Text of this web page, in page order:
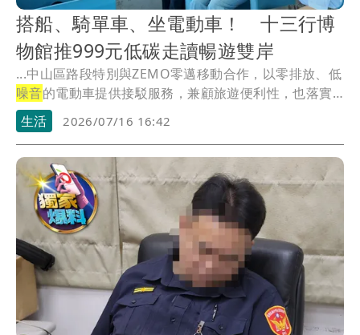
搭船、騎單車、坐電動車！ 十三行博
物館推999元低碳走讀暢遊雙岸
...中山區路段特別與ZEMO零邁移動合作，以零排放、低
噪音的電動車提供接駁服務，兼顧旅遊便利性，也落實
永...
生活 2026/07/16 16:42